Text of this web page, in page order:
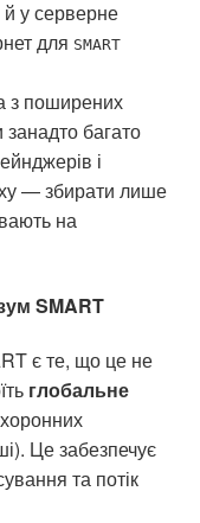
у серверне
для SMART
з поширених
багато
і
— збирати лише
на
SMART
є те, що це не
глобальне
Це забезпечує
та потік